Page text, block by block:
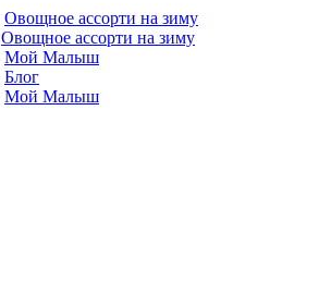
Овощное ассорти на зиму
Овощное ассорти на зиму
Мой Малыш
Блог
Мой Малыш